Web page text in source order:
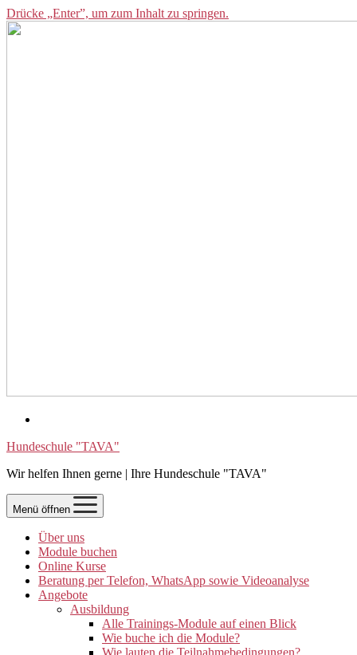
Drücke „Enter”, um zum Inhalt zu springen.
Hundeschule "TAVA"
Wir helfen Ihnen gerne | Ihre Hundeschule "TAVA"
Menü öffnen
Über uns
Module buchen
Online Kurse
Beratung per Telefon, WhatsApp sowie Videoanalyse
Angebote
Ausbildung
Alle Trainings-Module auf einen Blick
Wie buche ich die Module?
Wie lauten die Teilnahmebedingungen?